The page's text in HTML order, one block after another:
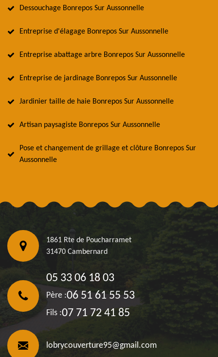
Dessouchage Bonrepos Sur Aussonnelle
Entreprise d'élagage Bonrepos Sur Aussonnelle
Entreprise abattage arbre Bonrepos Sur Aussonnelle
Entreprise de jardinage Bonrepos Sur Aussonnelle
Jardinier taille de haie Bonrepos Sur Aussonnelle
Artisan paysagiste Bonrepos Sur Aussonnelle
Pose et changement de grillage et clôture Bonrepos Sur
Aussonnelle
1861 Rte de Poucharramet
31470 Cambernard
05 33 06 18 03
Père :06 51 61 55 53
Fils :07 71 72 41 85
lobrycouverture95@gmail.com